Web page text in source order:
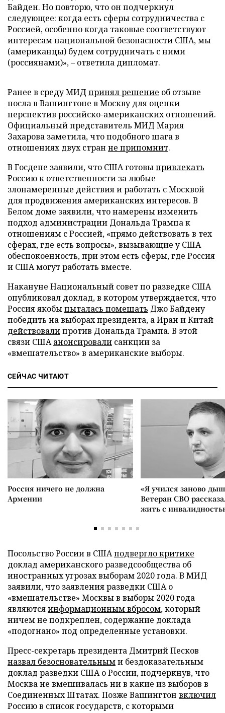
Байден. Но повторю, что он подчеркнул
следующее: когда есть сферы сотрудничества с
Россией, особенно когда таковые соответствуют
интересам национальной безопасности США, мы
(американцы) будем сотрудничать с ними
(россиянами)», – ответила дипломат.
Ранее в среду МИД принял решение об отзыве
посла в Вашингтоне в Москву для оценки
перспектив российско-американских отношений.
Официальный представитель МИД Мария
Захарова заметила, что подобного шага в
отношениях двух стран не припомнит.
В Госдепе заявили, что США готовыпривлекать
Россию к ответственности за любые
злонамеренные действия и работать с Москвой
для продвижения американских интересов. В
Белом доме заявили, что намерены изменить
подход администрации Дональда Трампа к
отношениям с Россией, «прямо действовать в тех
сферах, где есть вопросы», вызывающие у США
обеспокоенность, при этом есть сферы, где Россия
и США могут работать вместе.
Накануне Национальный совет по разведке США
опубликовал доклад, в котором утверждается, что
Россия якобыпыталась помешать Джо Байдену
победить на выборах президента, а Иран и Китай
действовалипротив Дональда Трампа. В этой
связи СШАанонсировали санкции за
«вмешательство» в американские выборы.
СЕЙЧАС ЧИТАЮТ
Россия ничего не должна
Армении
«Я учился заново
Ветеран СВО
жить с
Посольство России в СШАподвергло критике
доклад американского разведсообщества об
иностранных угрозах выборам 2020 года. В МИД
заявили, что заявления разведки США о
«вмешательстве» Москвы в выборы 2020 года
являютсяинформационным вбросом, который
ничем не подкреплен, содержание доклада
«подогнано» под определенные установки.
Пресс-секретарь президента Дмитрий Песков
назвал безосновательными бездоказательным
доклад разведки США о России, подчеркнув, что
Москва не вмешивалась ни в какие из выборов в
Соединенных Штатах. Позже Вашингтон включил
Россию в список государств, с которыми